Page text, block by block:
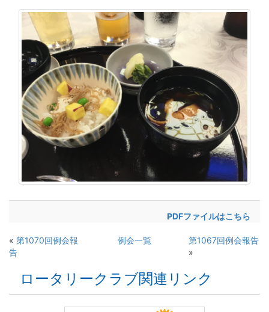
PDFファイルはこちら
« 第1070回例会報
告
例会一覧
第1067回例会報告
»
ロータリークラブ関連リンク